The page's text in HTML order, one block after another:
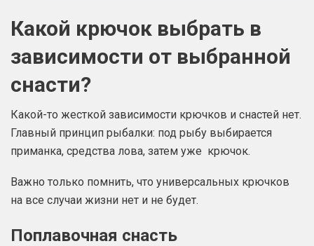
Какой крючок выбрать в
зависимости от выбранной
снасти?
Какой-то жесткой зависимости крючков и снастей нет.
Главный принцип рыбалки: под рыбу выбирается
приманка, средства лова, затем уже крючок.
Важно только помнить, что универсальных крючков
на все случаи жизни нет и не будет.
Поплавочная снасть